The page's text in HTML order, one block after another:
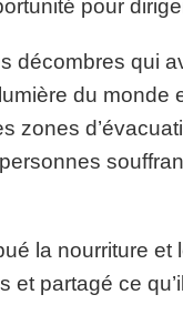
pour
décombres qui
du
zones
la nourriture
et partagé ce